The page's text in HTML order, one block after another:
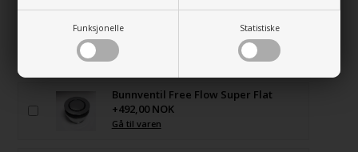
Funksjonelle Statistiske
HI-TECH Vannlås
+1.106,00 NOK
Gå til varen
Bunnventil Free Flow Super Flat
+492,00 NOK
Gå til varen